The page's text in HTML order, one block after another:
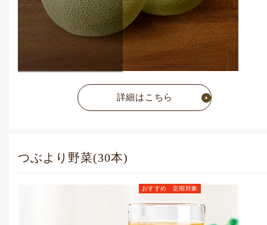
詳細はこちら
つぶより野菜(30本)
おすすめ 定期対象
定期お届けコース価格
(毎月1点)